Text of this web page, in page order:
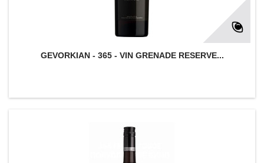
GEVORKIAN - 365 - VIN GRENADE RESERVE...